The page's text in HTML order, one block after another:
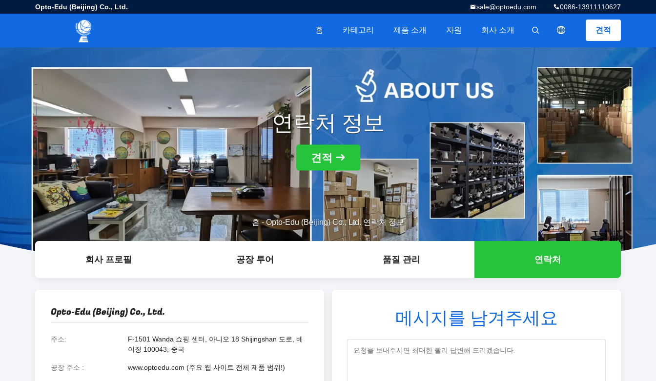
Opto-Edu (Beijing) Co., Ltd. 0086-13911110627
sale@optoedu.com
견적
홈 카테고리 제품 소개 자원 회사 소개
연락처 정보
견적
홈-Opto-Edu (Beijing) Co., Ltd. 연락처 정보
회사 프로필 공장 투어 품질 관리 연락처
Opto-Edu (Beijing) Co., Ltd.
주소
F-1501 Wanda 쇼핑 센터, 아니오 18 Shijingshan 도로, 베
이징 100043, 중국
공장 주소 www.optoedu.com (주요 웹 사이트 전체 제품 범위!)
메시지를 남겨주세요